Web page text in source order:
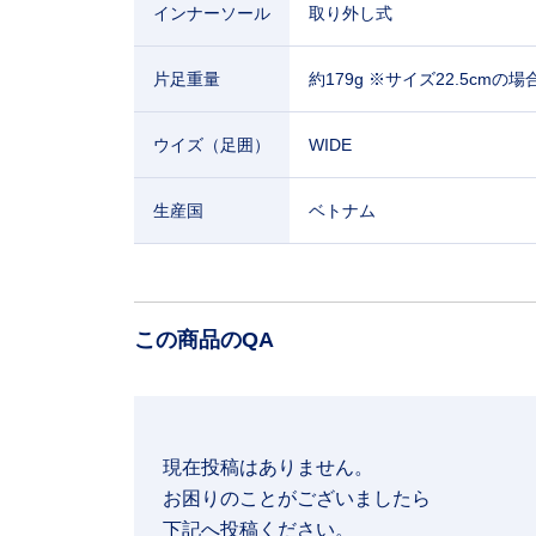
インナーソール 取り外し式
片足重量 約179g ※サイズ22.5cmの場
ウイズ（足囲） WIDE
生産国 ベトナム
この商品のQA
現在投稿はありません。
お困りのことがございましたら
下記へ投稿ください。